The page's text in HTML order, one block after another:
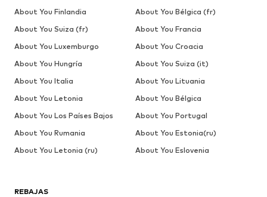
REBAJAS
About You Finlandia
About You Bélgica (fr)
About You Suiza (fr)
About You Francia
About You Luxemburgo
About You Croacia
About You Hungría
About You Suiza (it)
About You Italia
About You Lituania
About You Letonia
About You Bélgica
About You Los Países Bajos
About You Portugal
About You Rumania
About You Estonia(ru)
About You Letonia (ru)
About You Eslovenia